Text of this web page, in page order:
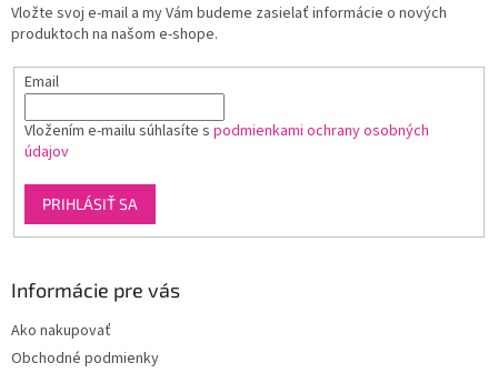
Vložte svoj e-mail a my Vám budeme zasielať informácie o nových
produktoch na našom e-shope.
Email
Vložením e-mailu súhlasíte s podmienkami ochrany osobných
údajov
PRIHLÁSIŤ SA
Informácie pre vás
Ako nakupovať
Obchodné podmienky